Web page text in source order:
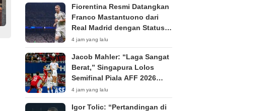
Fiorentina Resmi Datangkan
Franco Mastantuono dari
Real Madrid dengan Status
Pinjaman untuk Musim
2026/2027
4 jam yang lalu
Jacob Mahler: “Laga Sangat
Berat,” Singapura Lolos
Semifinal Piala AFF 2026
Singkirkan Timnas Indonesia
4 jam yang lalu
Igor Tolic: “Pertandingan di